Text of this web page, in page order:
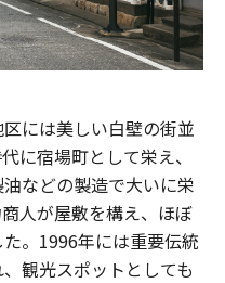
には美しい白壁の街並
に宿場町として栄え、
などの製造で大いに栄
人が屋敷を構え、ほぼ
。1996年には重要伝統
観光スポットとしても